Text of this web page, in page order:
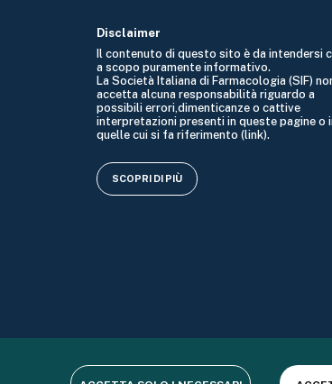
Disclaimer
Il contenuto di questo sito è da intendersi
a scopo puramente informativo.
La Società Italiana di Farmacologia (SIF)
accetta alcuna responsabilità riguardo a
possibili errori,dimenticanze o cattive
interpretazioni presenti in queste pagine o
quelle cui si fa riferimento (link).
SCOPRI DI PIÙ